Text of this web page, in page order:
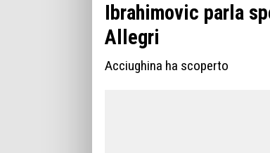
Ibrahimovic parla
Allegri
Acciughina ha scoperto